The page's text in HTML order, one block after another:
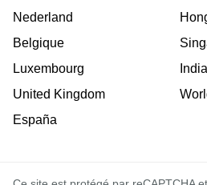
Nederland
Belgique
Luxembourg
United Kingdom
España
India